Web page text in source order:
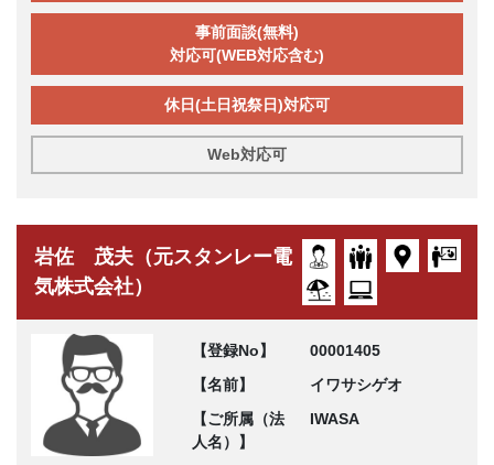
事前面談(無料)
対応可(WEB対応含む)
休日(土日祝祭日)対応可
Web対応可
岩佐 茂夫（元スタンレー電
気株式会社）
【登録No】
00001405
【名前】
イワサシゲオ
【ご所属（法
人名）】
IWASA